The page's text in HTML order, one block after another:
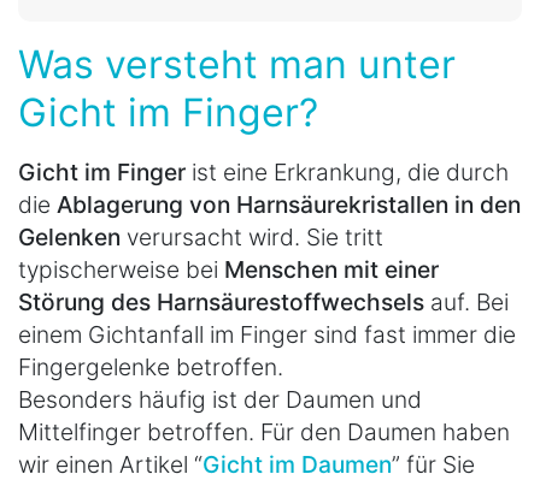
Was versteht man unter
Gicht im Finger?
Gicht im Finger ist eine Erkrankung, die durch
die Ablagerung von Harnsäurekristallen in den
Gelenken verursacht wird. Sie tritt
typischerweise bei Menschen mit einer
Störung des Harnsäurestoffwechsels auf. Bei
einem Gichtanfall im Finger sind fast immer die
Fingergelenke betroffen.
Besonders häufig ist der Daumen und
Mittelfinger betroffen. Für den Daumen haben
wir einen Artikel “Gicht im Daumen” für Sie